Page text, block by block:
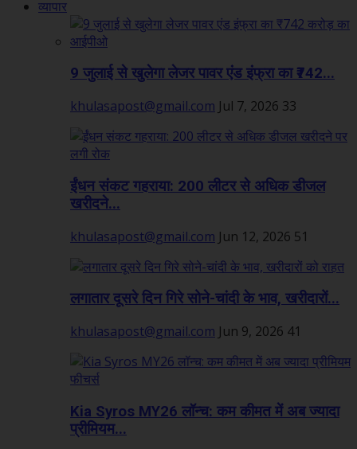
व्यापार
9 जुलाई से खुलेगा लेजर पावर एंड इंफ्रा का ₹742...
khulasapost@gmail.com Jul 7, 2026 33
ईंधन संकट गहराया: 200 लीटर से अधिक डीजल
खरीदने...
khulasapost@gmail.com Jun 12, 2026 51
लगातार दूसरे दिन गिरे सोने-चांदी के भाव, खरीदारों...
khulasapost@gmail.com Jun 9, 2026 41
Kia Syros MY26 लॉन्च: कम कीमत में अब ज्यादा
प्रीमियम...